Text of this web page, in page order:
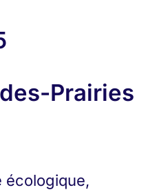
Prairies
écologique,